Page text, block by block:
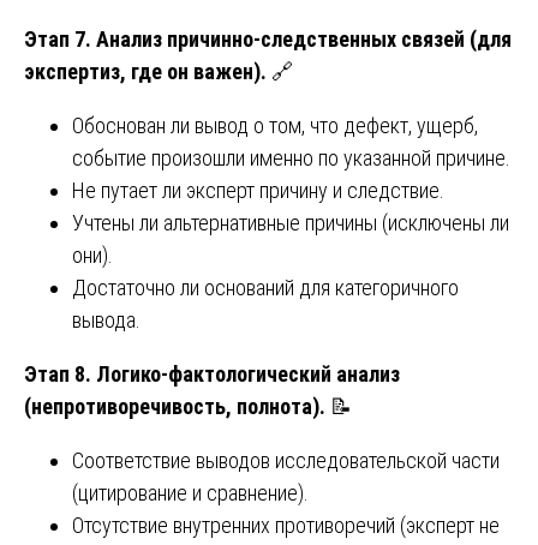
Этап 7. Анализ причинно-следственных связей (для
экспертиз, где он важен). 🔗
Обоснован ли вывод о том, что дефект, ущерб,
событие произошли именно по указанной причине.
Не путает ли эксперт причину и следствие.
Учтены ли альтернативные причины (исключены ли
они).
Достаточно ли оснований для категоричного
вывода.
Этап 8. Логико-фактологический анализ
(непротиворечивость, полнота). 📝
Соответствие выводов исследовательской части
(цитирование и сравнение).
Отсутствие внутренних противоречий (эксперт не